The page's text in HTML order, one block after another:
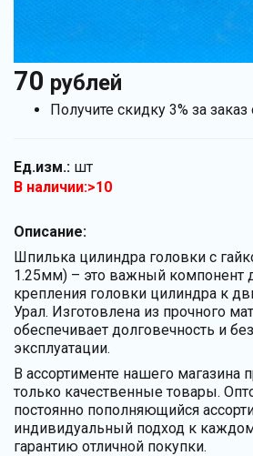
70 рублей
Получите скидку 3% за заказ
Ед.изм.: шт
В наличии:>10
Описание:
Шпилька цилиндра головки с
1.25мм) – это важный компонент
крепления головки цилиндра к
Урал. Изготовлена из прочного
обеспечивает долговечность и
эксплуатации.
В ассортименте нашего магазина
только качественные товары.
постоянно пополняющийся
индивидуальный подход к
гарантию отличной покупки.